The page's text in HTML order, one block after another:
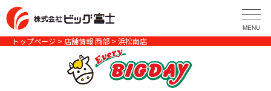
ン
テ
MENU
トップページ > 店舗情報 西部 > 浜松南店